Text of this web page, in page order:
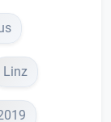
Linz